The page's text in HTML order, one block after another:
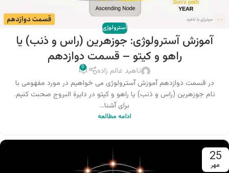
آسترولوژی
آموزش آسترولوژی: جوزهرین (راس و ذنب) یا
راهو و کیتو – قسمت دوازدهم
ناهید عالم زاده 0
در قسمت دوازدهم آموزش آسترولوژی می خواهیم در مورد مفهومی با
نام جوزهرین (راس و ذنب) یا راهو و کیتو در دایرة البروج صحبت کنیم.
برای آشنا...
ادامه مطالعه
25
مهر